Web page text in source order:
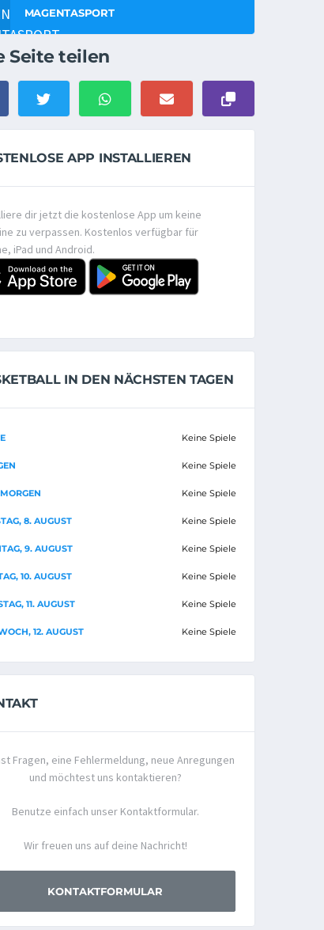
MAGENTASPORT
Seite teilen
APP INSTALLIEREN
dir jetzt die kostenlose App um keine
zu verpassen. Kostenlos verfügbar für
iPad und Android.
IN DEN NÄCHSTEN TAGEN
Keine Spiele
Keine Spiele
Keine Spiele
8. AUGUST Keine Spiele
9. AUGUST Keine Spiele
10. AUGUST Keine Spiele
11. AUGUST Keine Spiele
12. AUGUST Keine Spiele
Fragen, eine Fehlermeldung, neue Anregungen
und möchtest uns kontaktieren?
Benutze einfach unser Kontaktformular.
Wir freuen uns auf deine Nachricht!
KONTAKTFORMULAR